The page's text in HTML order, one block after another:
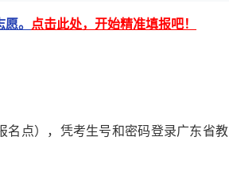
。 点击此处，开始精准填报吧！
点），凭考生号和密码登录广东省教